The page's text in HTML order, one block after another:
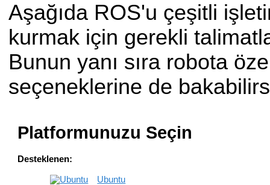
Aşağıda ROS'u çeşitli
kurmak için gerekli
Bunun yanı sıra robota
seçeneklerine de
Platformunuzu Seçin
Desteklenen:
Ubuntu